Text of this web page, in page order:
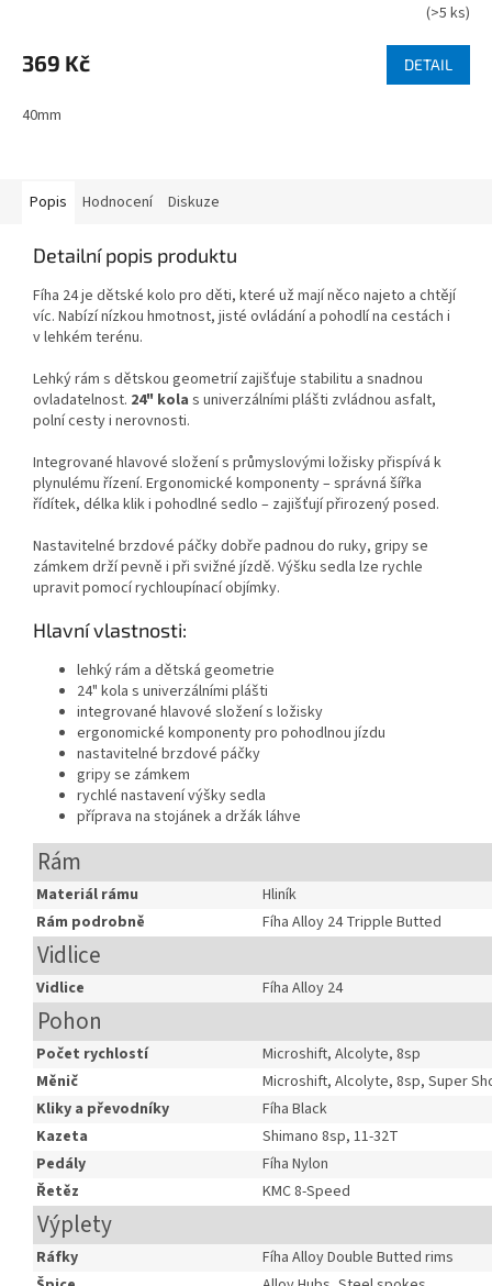
(>5 ks)
369 Kč DETAIL
40mm
Popis Hodnocení Diskuze
Detailní popis produktu
Fíha 24 je dětské kolo pro děti, které už mají něco najeto a chtějí
víc. Nabízí nízkou hmotnost, jisté ovládání a pohodlí na cestách i
v lehkém terénu.
Lehký rám s dětskou geometrií zajišťuje stabilitu a snadnou
ovladatelnost. 24" kola s univerzálními plášti zvládnou asfalt,
polní cesty i nerovnosti.
Integrované hlavové složení s průmyslovými ložisky přispívá k
plynulému řízení. Ergonomické komponenty – správná šířka
řídítek, délka klik i pohodlné sedlo – zajišťují přirozený posed.
Nastavitelné brzdové páčky dobře padnou do ruky, gripy se
zámkem drží pevně i při svižné jízdě. Výšku sedla lze rychle
upravit pomocí rychloupínací objímky.
Hlavní vlastnosti:
lehký rám a dětská geometrie
24" kola s univerzálními plášti
integrované hlavové složení s ložisky
ergonomické komponenty pro pohodlnou jízdu
nastavitelné brzdové páčky
gripy se zámkem
rychlé nastavení výšky sedla
příprava na stojánek a držák láhve
Rám
Materiál rámu
Hliník
Rám podrobně
Fíha Alloy 24 Tripple Butted
Vidlice
Vidlice Fíha Alloy 24
Pohon
Počet rychlostí
Microshift, Alcolyte, 8sp
Měnič
Microshift, Alcolyte, 8sp, Super
Kliky a převodníky
Fíha Black
Kazeta
Shimano 8sp, 11-32T
Pedály
Fíha Nylon
Řetěz
KMC 8-Speed
Výplety
Ráfky
Fíha Alloy Double Butted rims